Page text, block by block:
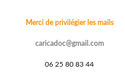
Merci de privilégier les mails
caricadoc@gmail.com
06 25 80 83 44